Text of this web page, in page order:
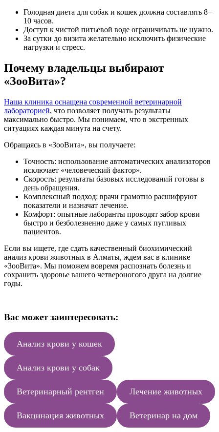
Голодная диета для собак и кошек должна составлять 8–
10 часов.
Доступ к чистой питьевой воде ограничивать не нужно.
За сутки до визита желательно исключить физические
нагрузки и стресс.
Почему владельцы выбирают
«ЗооВита»?
Наша клиника оснащена современной ветеринарной
лабораторией, что позволяет получать результаты
максимально быстро. Мы понимаем, что в экстренных
ситуациях каждая минута на счету.
Обращаясь в «ЗооВита», вы получаете:
Точность: использование автоматических анализаторов
исключает «человеческий фактор».
Скорость: результаты базовых исследований готовы в
день обращения.
Комплексный подход: врачи грамотно расшифруют
показатели и назначат лечение.
Комфорт: опытные лаборанты проводят забор крови
быстро и безболезненно даже у самых пугливых
пациентов.
Если вы ищете, где сдать качественный биохимический
анализ крови животных в Алматы, ждем вас в клинике
«ЗооВита». Мы поможем вовремя распознать болезнь и
сохранить здоровье вашего четвероногого друга на долгие
годы.
Вас может заинтересовать:
Анализ крови у кошек
Анализ крови у собак
Ветеринарный рентген Лечение животных
Вакцинация животных Ветеринар на дом